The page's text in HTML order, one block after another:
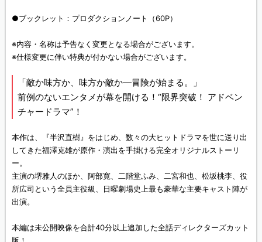
●ブックレット：プロダクションノート（60P）
※内容・名称は予告なく変更となる場合がございます。
※仕様変更に伴い特典が付かない場合がございます。
「敵か味方か、味方か敵か―冒険が始まる。」
前例のないエンタメが幕を開ける！“限界突破！ アドベン
チャードラマ”！
本作は、『半沢直樹』をはじめ、数々の大ヒットドラマを世に送り出
してきた福澤克雄が原作・演出を手掛ける完全オリジナルストーリ
ー。
主演の堺雅人のほか、阿部寛、二階堂ふみ、二宮和也、松坂桃李、役
所広司という全員主役級、日曜劇場史上最も豪華な主要キャスト陣が
出演。
本編は未公開映像を合計40分以上追加した全話ディレクターズカット